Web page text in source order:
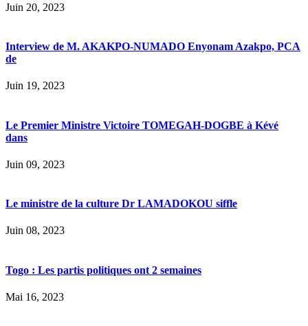
Juin 20, 2023
Interview de M. AKAKPO-NUMADO Enyonam Azakpo, PCA
de
Juin 19, 2023
Le Premier Ministre Victoire TOMEGAH-DOGBE à Kévé
dans
Juin 09, 2023
Le ministre de la culture Dr LAMADOKOU siffle
Juin 08, 2023
Togo : Les partis politiques ont 2 semaines
Mai 16, 2023